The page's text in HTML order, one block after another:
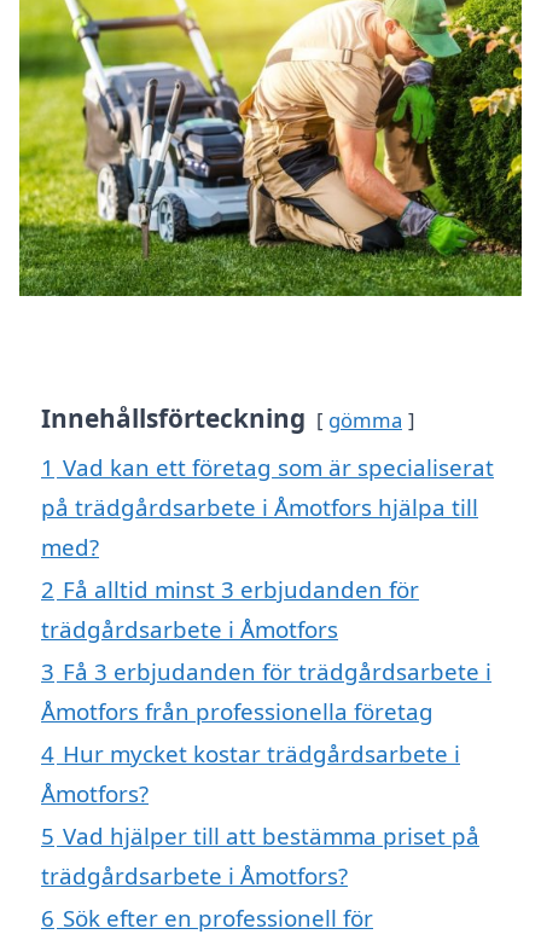
Innehållsförteckning gömma
1 Vad kan ett företag som är specialiserat
på trädgårdsarbete i Åmotfors hjälpa till
med?
2 Få alltid minst 3 erbjudanden för
trädgårdsarbete i Åmotfors
3 Få 3 erbjudanden för trädgårdsarbete i
Åmotfors från professionella företag
4 Hur mycket kostar trädgårdsarbete i
Åmotfors?
5 Vad hjälper till att bestämma priset på
trädgårdsarbete i Åmotfors?
6 Sök efter en professionell för